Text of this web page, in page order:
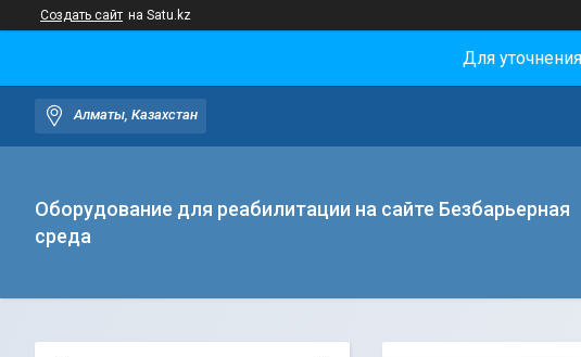
Создать сайт на Satu.kz
Для
Алматы, Казахстан
Оборудование для реабилитации на сайте Безбарьерная
среда